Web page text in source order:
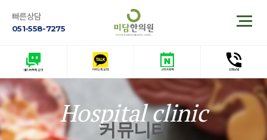
빠른상담
051-558-7275
Hospital clinic
커뮤니티